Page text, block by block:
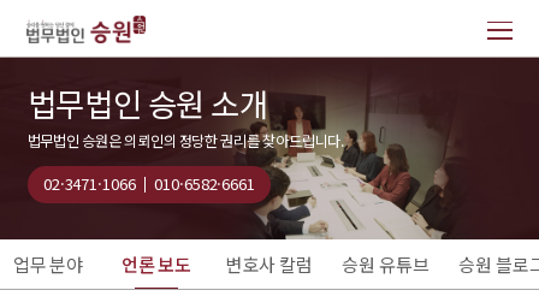
법무법인 승원 소개
법무법인 승원은 의뢰인의 정당한 권리를 찾아드립니다.
02·3471·1066 010·6582·6661
업무 분야 언론 보도 변호사 칼럼 승원 유튜브 승원 블로